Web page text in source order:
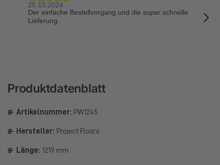
25.10.2024
Der einfache Bestellvorgang und die super schnelle
Lieferung.
Produktdatenblatt
Artikelnummer: PW1245
Hersteller: Project Floors
Länge: 1219 mm